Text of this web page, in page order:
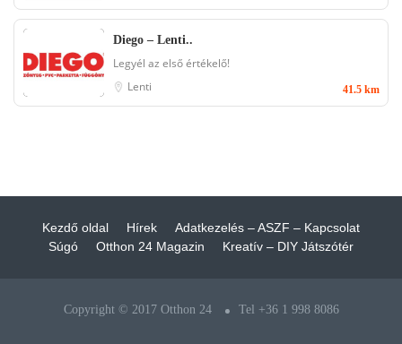
Diego – Lenti..
Legyél az első értékelő!
Lenti
41.5 km
Kezdő oldal Hírek
Adatkezelés – ASZF – Kapcsolat
Súgó
Otthon 24 Magazin Kreatív – DIY Játszótér
Copyright © 2017 Otthon 24 Tel +36 1 998 8086